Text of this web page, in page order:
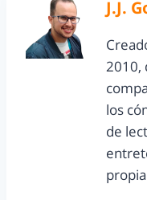
J.J.
2010,
los
de